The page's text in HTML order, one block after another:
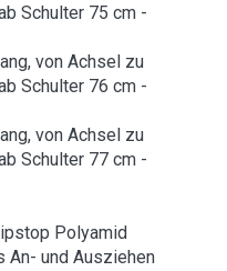
Schulter 75 cm -
von Achsel zu
Schulter 76 cm -
von Achsel zu
Schulter 77 cm -
Polyamid
An- und Ausziehen